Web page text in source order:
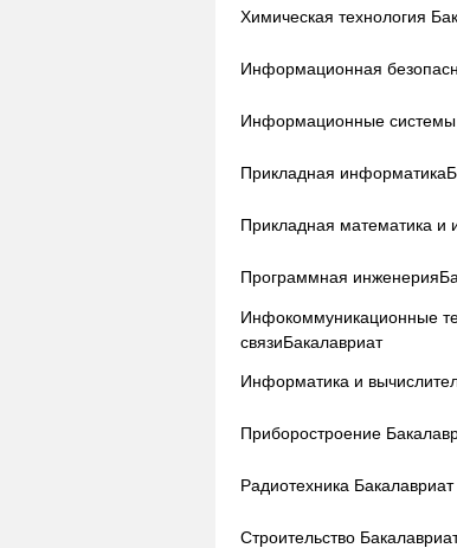
Химическая технология
Информационная
Информационные системы
Прикладная информатика
Прикладная математика и
Программная инженерия
Инфокоммуникационные
связиБакалавриат
Информатика и
Приборостроение
Радиотехника Бакалавриат
Строительство